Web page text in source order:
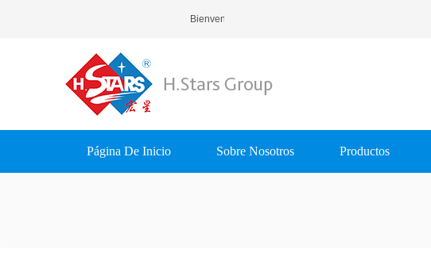
Bienvenido A H.Stars (Guangzhou) Refrigerating
Página De Inicio Sobre Nosotros Productos